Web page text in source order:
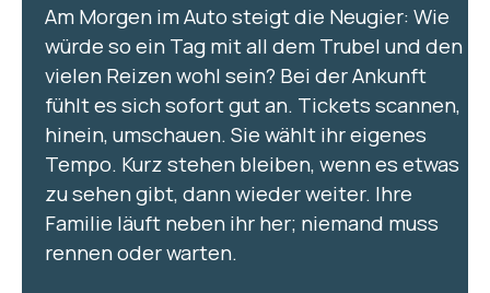
Am Morgen im Auto steigt die Neugier: Wie
würde so ein Tag mit all dem Trubel und den
vielen Reizen wohl sein? Bei der Ankunft
fühlt es sich sofort gut an. Tickets scannen,
hinein, umschauen. Sie wählt ihr eigenes
Tempo. Kurz stehen bleiben, wenn es etwas
zu sehen gibt, dann wieder weiter. Ihre
Familie läuft neben ihr her; niemand muss
rennen oder warten.